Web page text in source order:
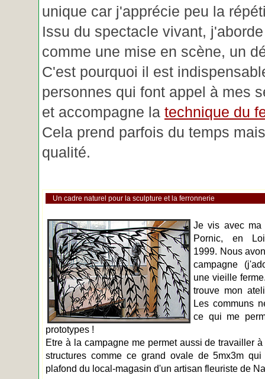
unique car j'apprécie peu la
Issu du spectacle vivant,
comme une mise en scène, un
C'est pourquoi il est
personnes qui font appel à mes
et accompagne la technique du
Cela prend parfois du temps
qualité.
Un cadre naturel pour la sculpture et la ferronnerie
Je vis avec ma
Pornic, en
1999. Nous
campagne
une vieille
trouve mon
Les communs
ce qui me
prototypes !
Etre à la campagne me permet aussi de travailler
structures comme ce grand ovale de 5mx3m
plafond du local-magasin d'un artisan fleuriste de